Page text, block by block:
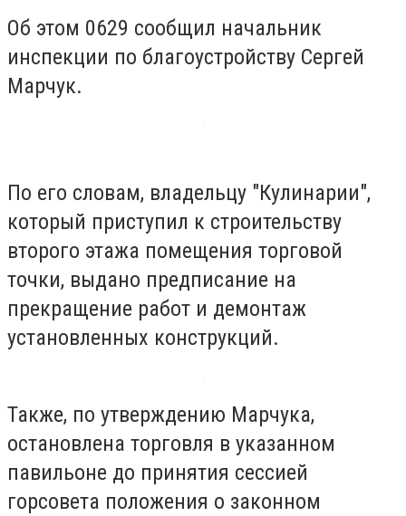
Об этом 0629 сообщил начальник
инспекции по благоустройству Сергей
Марчук.
По его словам, владельцу "Кулинарии",
который приступил к строительству
второго этажа помещения торговой
точки, выдано предписание на
прекращение работ и демонтаж
установленных конструкций.
Также, по утверждению Марчука,
остановлена торговля в указанном
павильоне до принятия сессией
горсовета положения о законном